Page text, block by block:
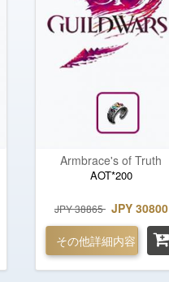
Armbrace's of Truth
AOT*200
JPY 38865 JPY 30800
その他詳細内容